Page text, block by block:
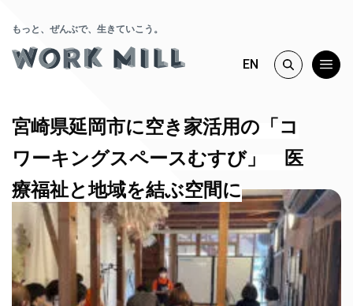
もっと、ぜんぶで、生きていこう。
EN
宮崎県延岡市に空き家活用の「コ
ワーキングスペースむすび」 医
療福祉と地域を結ぶ空間に